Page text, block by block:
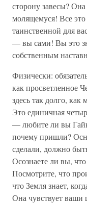
сторону завесы? Она
молящемуся! Все
таинственной для
— вы сами! Вы это
собственным
Физически:
как просветленное
здесь так долго,
Это единичная
— любите ли вы
почему пришли?
сделали, должно
Осознаете ли вы,
Посмотрите, что
что Земля знает,
Она чувствует ваши